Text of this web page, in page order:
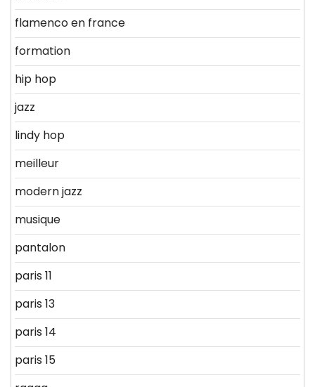
flamenco en france
formation
hip hop
jazz
lindy hop
meilleur
modern jazz
musique
pantalon
paris 11
paris 13
paris 14
paris 15